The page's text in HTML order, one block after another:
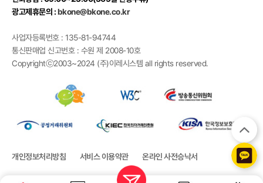
광고제휴문의 :bkone@bkone.co.kr
사업자등록번호 : 135-81-94744
통신판매업 신고번호 : 수원 제 2008-10호
Copyrightⓒ2003~2024 (주)이레시스템 all rights reserved.
개인정보처리방침 서비스 이용약관 온라인 사전승낙서